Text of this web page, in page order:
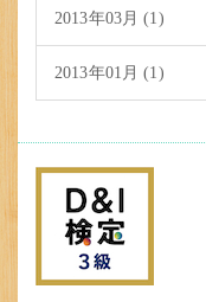
2013年03月 (1)
2013年01月 (1)